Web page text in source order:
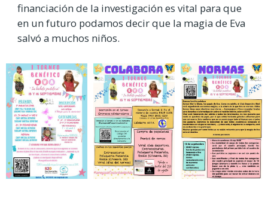
financiación de la investigación es vital para que
en un futuro podamos decir que la magia de Eva
salvó a muchos niños.